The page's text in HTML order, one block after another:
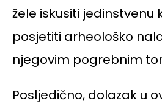
žele iskusiti jedinstvenu
posjetiti arheološko
njegovim pogrebnim
Posljedično, dolazak u